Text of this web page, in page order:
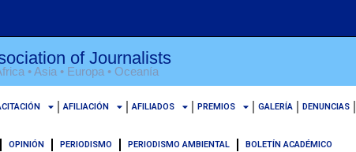
of Journalists
• Asia • Europa • Oceanía
AFILIACIÓN AFILIADOS PREMIOS GALERÍA DENUNCIAS
OPINIÓN PERIODISMO PERIODISMO AMBIENTAL BOLETÍN ACADÉMICO